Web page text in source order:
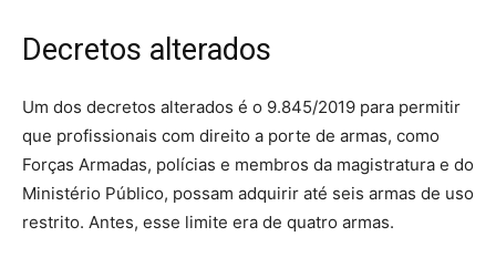
Decretos alterados
Um dos decretos alterados é o 9.845/2019 para permitir
que profissionais com direito a porte de armas, como
Forças Armadas, polícias e membros da magistratura e do
Ministério Público, possam adquirir até seis armas de uso
restrito. Antes, esse limite era de quatro armas.